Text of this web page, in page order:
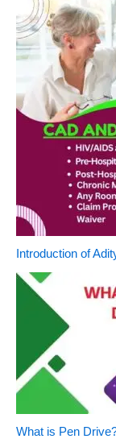
Introduction of
What is Pen